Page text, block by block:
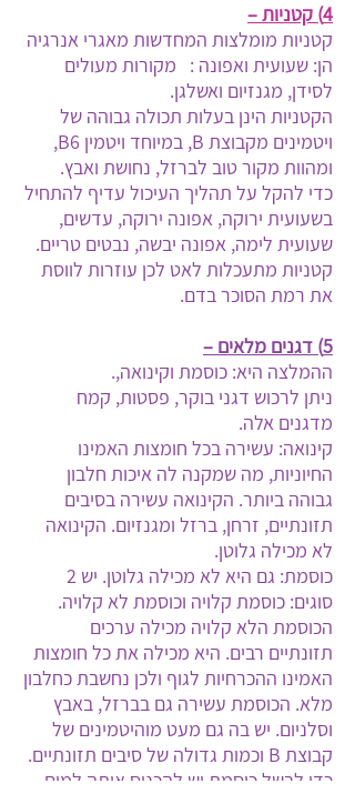
4) קטניות –
קטניות מומלצות המחדשות מאגרי אנרגיה
הן: שעועית ואפונה : מקורות מעולים
לסידן, מגנזיום ואשלגן.
הקטניות הינן בעלות תכולה גבוהה של
ויטמינים מקבוצת B, במיוחד ויטמין 6 B
,
ומהוות מקור טוב לברזל, נחושת ואבץ.
כדי להקל על תהליך העיכול עדיף להתחיל
בשעועית ירוקה, אפונה ירוקה, עדשים,
שעועית לימה, אפונה יבשה, נבטים טריים.
קטניות מתעכלות לאט לכן עוזרות לווסת
את רמת הסוכר בדם.
5) דגנים מלאים –
ההמלצה היא: כוסמת וקינואה,.
ניתן לרכוש דגני בוקר, פסטות, קמח
מדגנים אלה.
קינואה: עשירה בכל חומצות האמינו
החיוניות, מה שמקנה לה איכות חלבון
גבוהה ביותר. הקינואה עשירה בסיבים
תזונתיים, זרחן, ברזל ומגנזיום. הקינואה
לא מכילה גלוטן.
כוסמת: גם היא לא מכילה גלוטן. יש 2
סוגים: כוסמת קלויה וכוסמת לא קלויה.
הכוסמת הלא קלויה מכילה ערכים
תזונתיים רבים. היא מכילה את כל חומצות
האמינו ההכרחיות לגוף ולכן נחשבת כחלבון
מלא. הכוסמת עשירה גם בברזל, באבץ
וסלניום. יש בה גם מעט מוהיטמינים של
קבוצת B וכמות גדולה של סיבים תזונתיים.
כדי לבשל כוסמת יש להכניס אותה למים